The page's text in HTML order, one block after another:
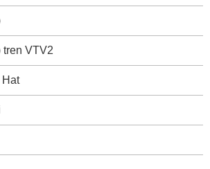
tren VTV2
Hat